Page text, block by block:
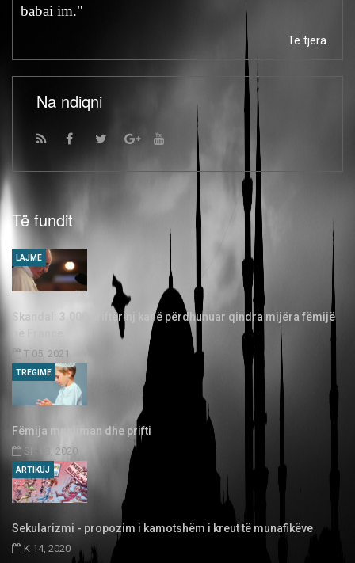
babai im."
Të tjera
Na ndiqni
Të fundit
Skandal: 3.000 priftërinj kanë përdhunuar qindra mijëra fëmijë
T 05, 2021
LAJME
Fëmija musliman dhe prifti
SH 03, 2020
TREGIME
Sekularizmi - propozim i kamotshëm i kreut të munafikëve
K 14, 2020
ARTIKUJ